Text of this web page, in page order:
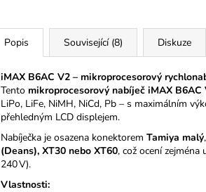
Popis Související (8) Diskuze
iMAX B6AC V2 – mikroprocesorový
Tento mikroprocesorový nabíječ iMAX B6AC
LiPo, LiFe, NiMH, NiCd, Pb – s maximálním
přehledným LCD displejem.
Nabíječka je osazena konektorem Tamiya malý
(Deans), XT30 nebo XT60, což ocení
240 V).
Vlastnosti: